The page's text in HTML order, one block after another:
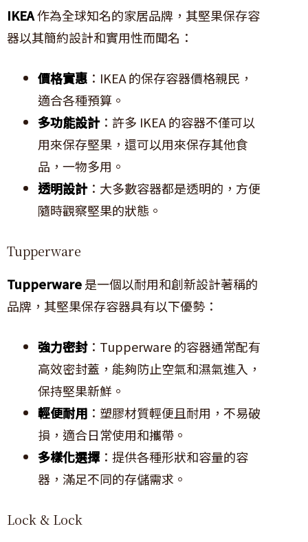
IKEA作為全球知名的家居品牌，其堅果保存容
器以其簡約設計和實用性而聞名：
價格實惠 ：IKEA 的保存容器價格親民，
適合各種預算。
多功能設計：許多 IKEA 的容器不僅可以
用來保存堅果，還可以用來保存其他食
品，一物多用。
透明設計：大多數容器都是透明的，方便
隨時觀察堅果的狀態。
Tupperware
Tupperware是一個以耐用和創新設計著稱的
品牌，其堅果保存容器具有以下優勢：
強力密封：Tupperware 的容器通常配有
高效密封蓋，能夠防止空氣和濕氣進入，
保持堅果新鮮。
輕便耐用 ：塑膠材質輕便且耐用，不易破
損，適合日常使用和攜帶。
多樣化選擇 ：提供各種形狀和容量的容
器，滿足不同的存儲需求。
Lock & Lock